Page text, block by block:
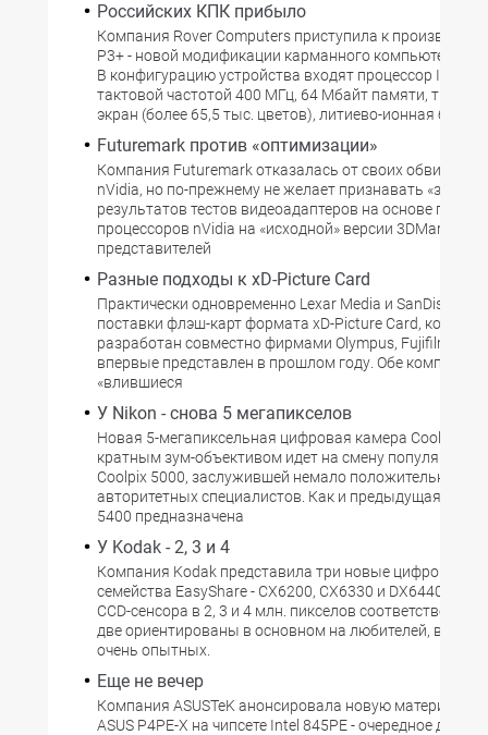
Российских КПК прибыло
Компания Rover Computers приступила к
P3+ - новой модификации карманного компьютера
В конфигурацию устройства входят процессор Intel
тактовой частотой 400 МГц, 64 Мбайт памяти,
экран (более 65,5 тыс. цветов), литиево-ионная
Futuremark против «оптимизации»
Компания Futuremark отказалась от своих обвинений
nVidia, но по-прежнему не желает признавать
результатов тестов видеоадаптеров на основе
процессоров nVidia на «исходной» версии 3DMark03.
представителей
Разные подходы к xD-Picture Card
Практически одновременно Lexar Media и SanDisk
поставки флэш-карт формата xD-Picture Card,
разработан совместно фирмами Olympus, Fujifilm и
впервые представлен в прошлом году. Обе компании,
«влившиеся
У Nikon - снова 5 мегапикселов
Новая 5-мегапиксельная цифровая камера Coolpix
кратным зум-объективом идет на смену популярной
Coolpix 5000, заслужившей немало положительных
авторитетных специалистов. Как и предыдущая
5400 предназначена
У Kodak - 2, 3 и 4
Компания Kodak представила три новые цифровые
семейства EasyShare - CX6200, CX6330 и DX6440 - с
CCD-сенсора в 2, 3 и 4 млн. пикселов соответственно.
две ориентированы в основном на любителей, в том
очень опытных.
Еще не вечер
Компания ASUSTeK анонсировала новую
ASUS P4PE-Х на чипсете Intel 845PE - очередное